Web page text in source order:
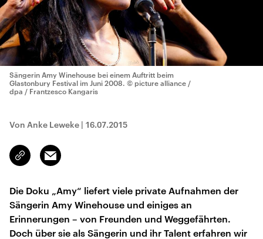
Sängerin Amy Winehouse bei einem Auftritt beim
Glastonbury Festival im Juni 2008. © picture alliance /
dpa / Frantzesco Kangaris
Von Anke Leweke | 16.07.2015
Link
kopieren/teilen
Email
Die Doku „Amy“ liefert viele private Aufnahmen der
Sängerin Amy Winehouse und einiges an
Erinnerungen – von Freunden und Weggefährten.
Doch über sie als Sängerin und ihr Talent erfahren wir